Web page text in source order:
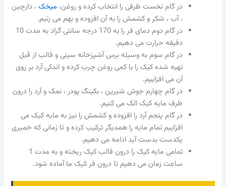
در گام نخست ظرفی را انتخاب کرده و روغن، میخک ، دارچین
، آب ، شکر و کشمش را به آن افزوده و بهم می زنیم.
در گام دوم دمای فر را به 170 درجه سانتی گراد به مدت 10
دقیقه حرارت می دهیم.
در گام سوم به وسیله برس آشپزخانه سینی و قالب از قبل
تهیه شده کیک را با کمی روغن چرب کرده و اندکی آرد بر روی
آن می افزاییم.
در گام چهارم جوش شیرین ، بکینگ پودر ، نمک و آرد را درون
ظرف مایه کیک الک می کنیم.
در گام پنجم آرد را افزوده و کشمش را نیز به مایه کیک می
افزاییم تمام مایه را همدیگر ترکیب کرده و تا زمانی که خمیری
یکدست بدست آید ادامه می دهیم.
تمامی مایه کیک را درون قالب کیک ریخته و به مدت 1
ساعت زمان می دهیم تا درون فر کیک ما آماده شود.